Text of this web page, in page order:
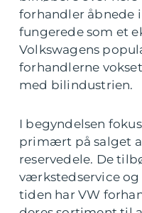
forhandler åbnede i
fungerede som et
Volkswagens
forhandlerne
med bilindustrien.
I begyndelsen
primært på salget
reservedele. De
værkstedservice og
tiden har VW